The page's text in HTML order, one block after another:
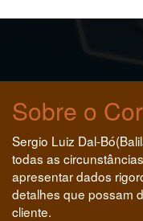
Sobre o
Sergio Luiz Dal-
todas as
apresentar dados
detalhes que possam
cliente.